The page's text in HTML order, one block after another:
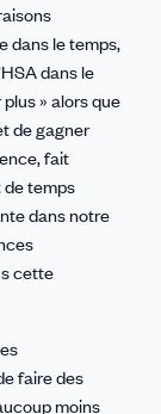
dans le temps,
dans le
» alors que
de gagner
fait
de temps
dans notre
cette
faire des
moins